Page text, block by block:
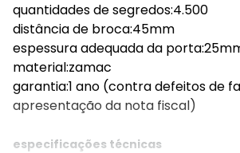
quantidades de segredos:4.500
distância de broca:45mm
espessura adequada da
material:zamac
garantia:1 ano (contra defeitos de
apresentação da nota fiscal)
especificações técnicas